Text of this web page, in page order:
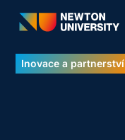
Inovace a partnerství